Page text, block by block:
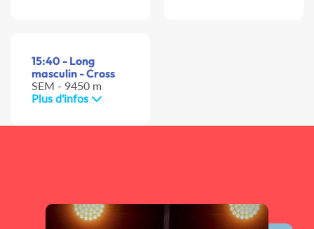
15:40 - Long
masculin - Cross
SEM - 9450 m
Plus d'infos